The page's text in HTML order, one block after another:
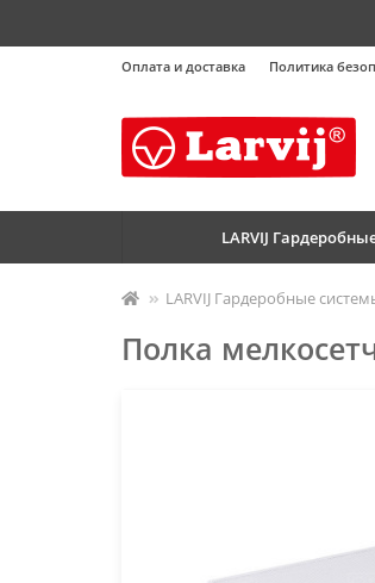
Оплата и доставка Политика
LARVIJ
LARVIJ Гардеробные
Полка